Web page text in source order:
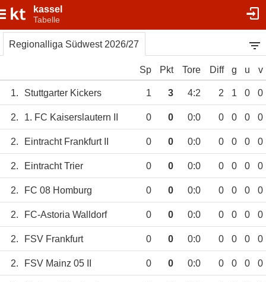
kassel
Tabelle
Regionalliga Südwest 2026/27
Sp Pkt Tore Diff g u v
1. Stuttgarter Kickers 1 3 4:2 2 1 0 0
2. 1. FC Kaiserslautern II 0 0 0:0 0 0 0 0
2. Eintracht Frankfurt II 0 0 0:0 0 0 0 0
2. Eintracht Trier 0 0 0:0 0 0 0 0
2. FC 08 Homburg 0 0 0:0 0 0 0 0
2. FC-Astoria Walldorf 0 0 0:0 0 0 0 0
2. FSV Frankfurt 0 0 0:0 0 0 0 0
2. FSV Mainz 05 II 0 0 0:0 0 0 0 0